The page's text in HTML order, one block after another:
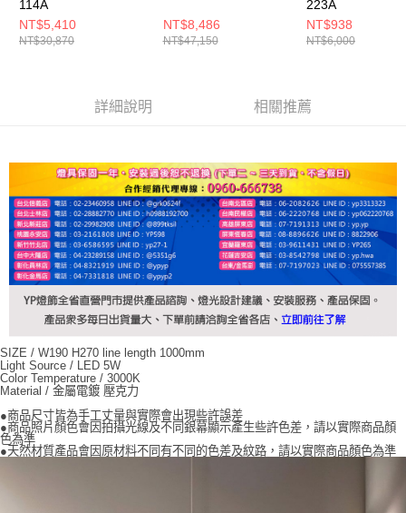
114A
NT$5,410
NT$30,870
NT$8,486
NT$47,150
223A
NT$938
NT$6,000
詳細說明 相關推薦
SIZE / W190 H270 line length 1000mm
Light Source / LED 5W
Color Temperature / 3000K
Material / 金屬電鍍 壓克力
●商品尺寸皆為手工丈量與實際會出現些許誤差
●商品照片顏色會因拍攝光線及不同銀幕顯示產生些許色差，請以實際商品顏
色為準
●天然材質產品會因原材料不同有不同的色差及紋路，請以實際商品顏色為準